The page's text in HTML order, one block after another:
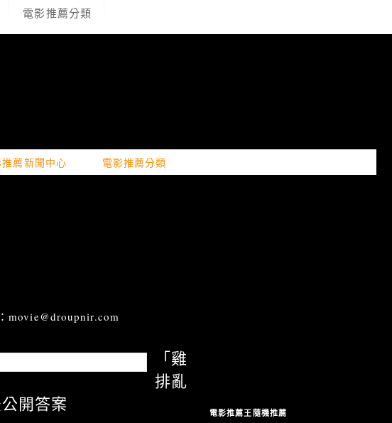
電影推薦分類
推薦新聞中心 電影推薦分類
movie@droupnir.com
「雞
排亂
開答案
電影推薦王隨機推薦